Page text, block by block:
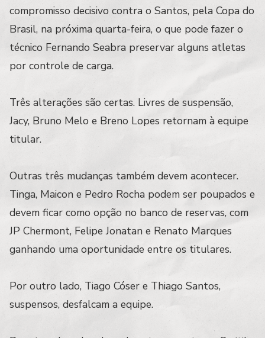
compromisso decisivo contra o Santos, pela Copa do
Brasil, na próxima quarta-feira, o que pode fazer o
técnico Fernando Seabra preservar alguns atletas
por controle de carga.
Três alterações são certas. Livres de suspensão,
Jacy, Bruno Melo e Breno Lopes retornam à equipe
titular.
Outras três mudanças também devem acontecer.
Tinga, Maicon e Pedro Rocha podem ser poupados e
devem ficar como opção no banco de reservas, com
JP Chermont, Felipe Jonatan e Renato Marques
ganhando uma oportunidade entre os titulares.
Por outro lado, Tiago Cóser e Thiago Santos,
suspensos, desfalcam a equipe.